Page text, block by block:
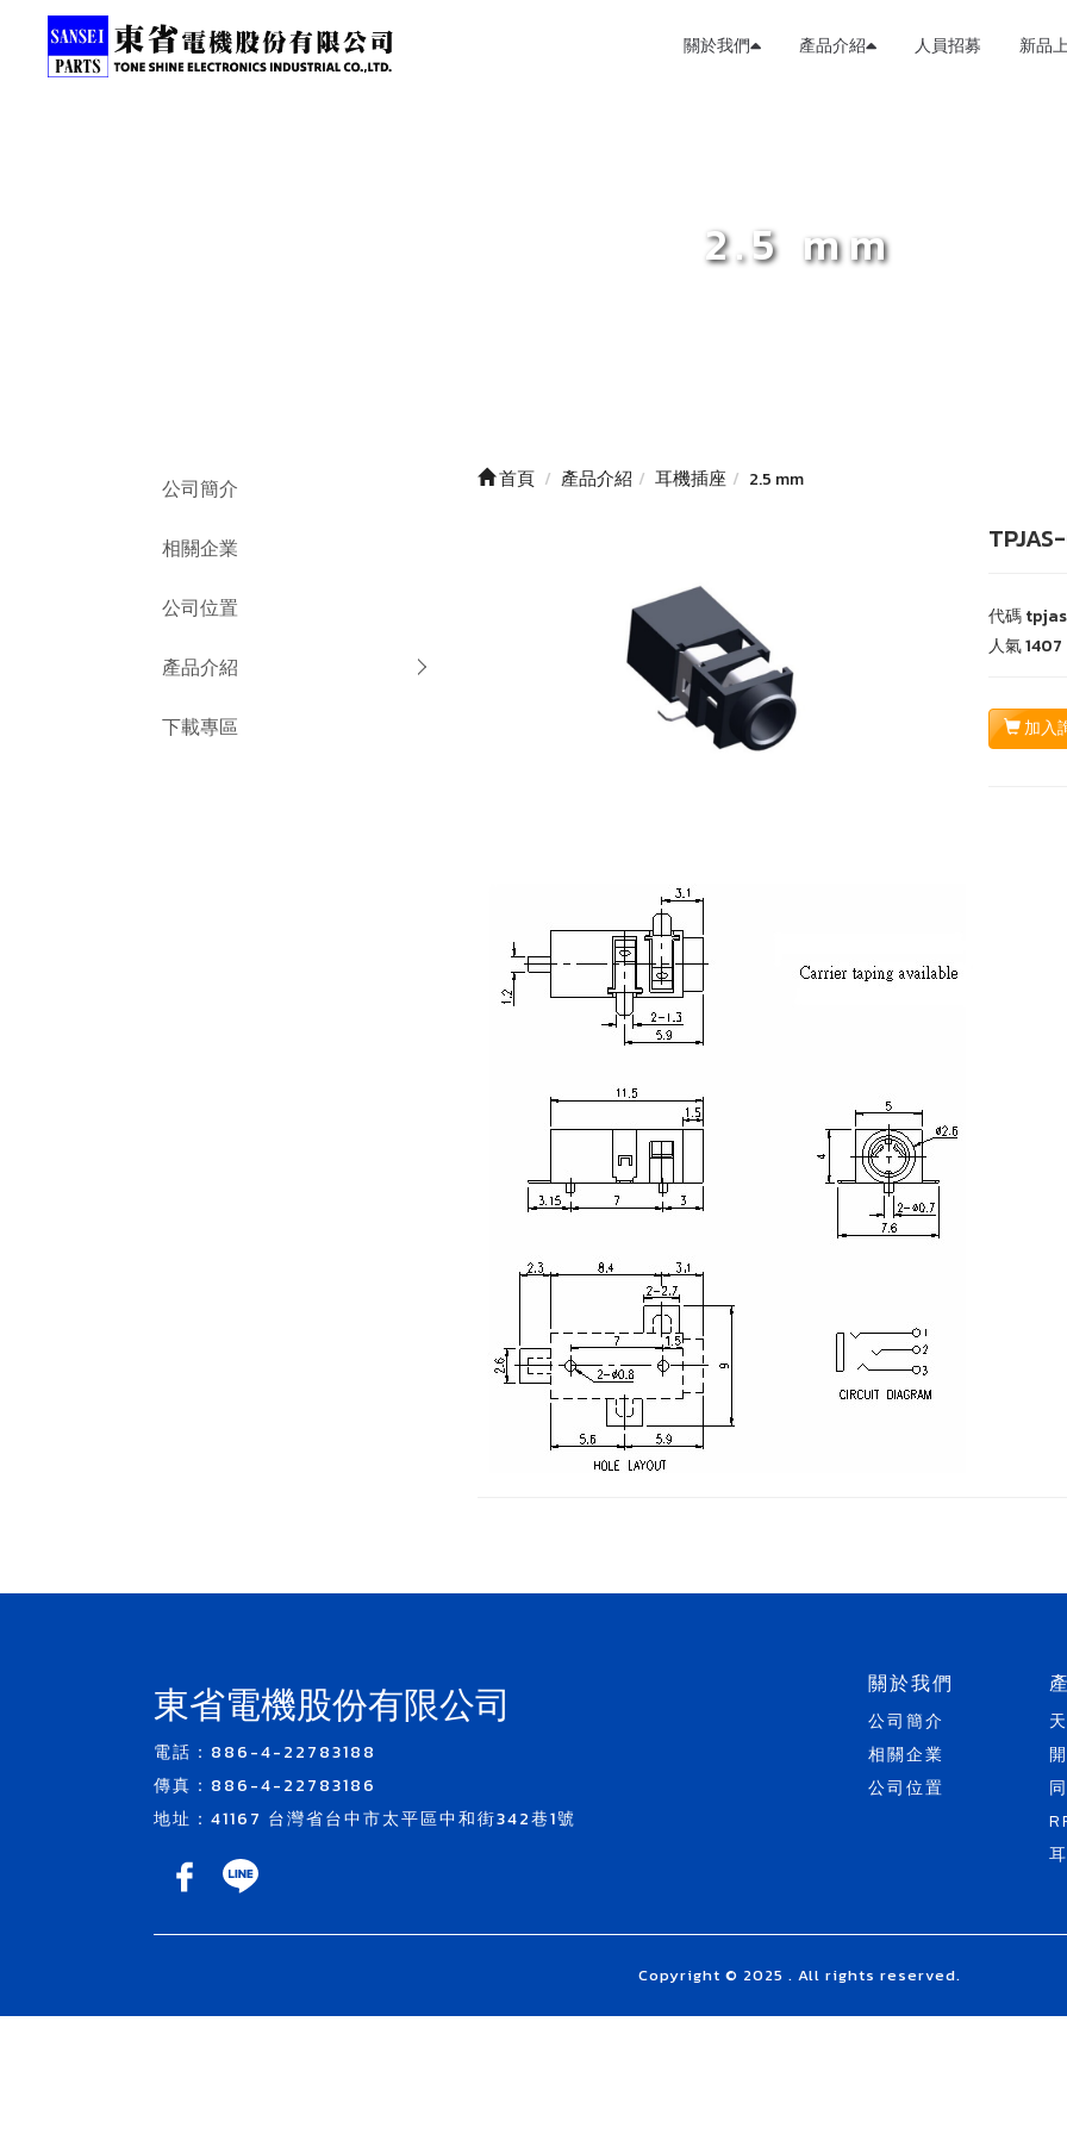
關於我們 產品介紹 人員招募 新品
2.5 mm
公司簡介
相關企業
公司位置
產品介紹
下載專區
首頁 產品介紹 耳機插座 2.5 mm
代碼
人氣1407
加入
東省電機股份有限公司
電話：886-4-22783188
傳真：886-4-22783186
地址：41167 台灣省台中市太平區中和街342巷1號
關於我們
公司簡介
相關企業
公司位置
Copyright © 2025 . All rights reserved.